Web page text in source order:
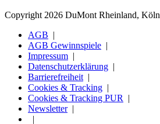
Copyright 2026 DuMont Rheinland, Köln
AGB
AGB Gewinnspiele
Impressum
Datenschutzerklärung
Barrierefreiheit
Cookies & Tracking
Cookies & Tracking PUR
Newsletter